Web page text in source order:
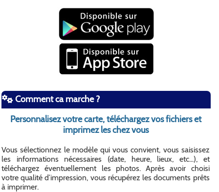
Comment ca marche ?
Personnalisez votre carte, téléchargez vos fichiers et
imprimez les chez vous
Vous sélectionnez le modèle qui vous convient, vous saisissez
les informations nécessaires (date, heure, lieux, etc...), et
téléchargez éventuellement les photos. Après avoir choisi
votre qualité d’impression, vous récupérez les documents prêts
à imprimer.